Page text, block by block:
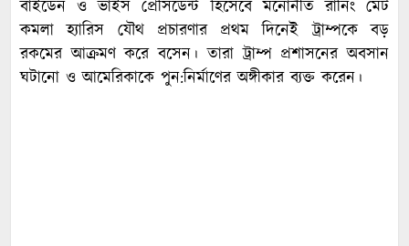
বাইডেন ও ভাইস প্রেসিডেন্ট হিসেবে মনোনীত রানিং মেট
কমলা হ্যারিস যৌথ প্রচারণার প্রথম দিনেই ট্রাম্পকে বড়
রকমের আক্রমণ করে বসেন। তারা ট্রাম্প প্রশাসনের অবসান
ঘটানো ও আমেরিকাকে পুন:নির্মাণের অঙ্গীকার ব্যক্ত করেন।